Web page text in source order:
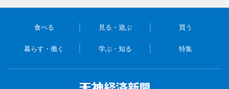
食べる 見る・遊ぶ 買う
暮らす・働く 学ぶ・知る 特集